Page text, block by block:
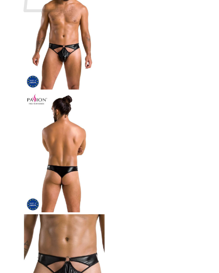
Inga produkter i varukorgen.
Gå tillbaka till butiken